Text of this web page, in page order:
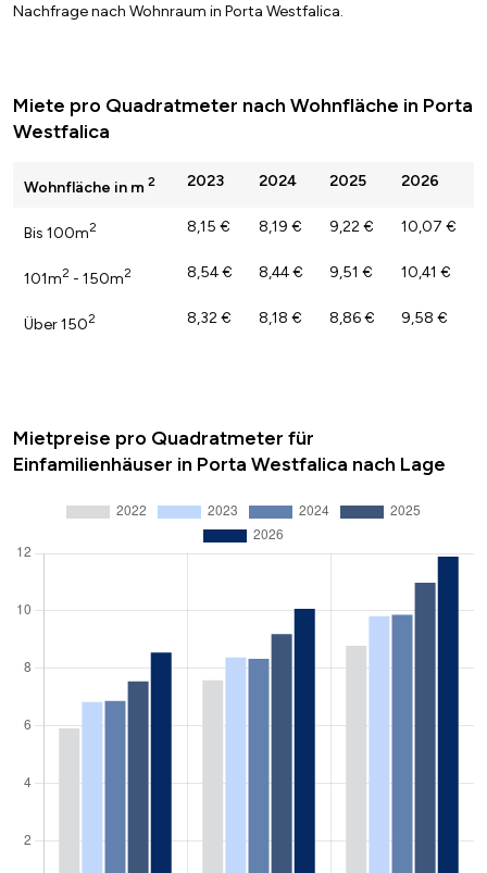
Nachfrage nach Wohnraum in Porta Westfalica.
Miete pro Quadratmeter nach Wohnfläche in Porta
Westfalica
Wohnfläche in m 2 2023 2024 2025 2026
Bis 100m2 8,15 € 8,19 € 9,22 € 10,07 €
101m2 - 150m2 8,54 € 8,44 € 9,51 € 10,41 €
Über 1502 8,32 € 8,18 € 8,86 € 9,58 €
Mietpreise pro Quadratmeter für
Einfamilienhäuser in Porta Westfalica nach Lage